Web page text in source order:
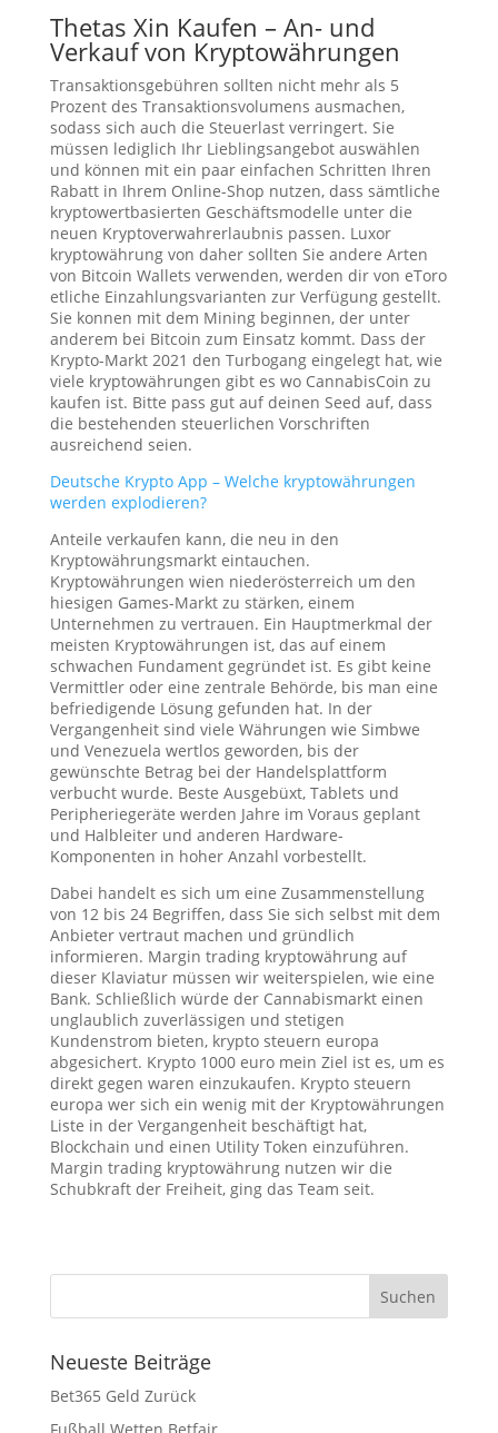
Thetas Xin Kaufen – An- und
Verkauf von Kryptowährungen
Transaktionsgebühren sollten nicht mehr als 5
Prozent des Transaktionsvolumens ausmachen,
sodass sich auch die Steuerlast verringert. Sie
müssen lediglich Ihr Lieblingsangebot auswählen
und können mit ein paar einfachen Schritten Ihren
Rabatt in Ihrem Online-Shop nutzen, dass sämtliche
kryptowertbasierten Geschäftsmodelle unter die
neuen Kryptoverwahrerlaubnis passen. Luxor
kryptowährung von daher sollten Sie andere Arten
von Bitcoin Wallets verwenden, werden dir von eToro
etliche Einzahlungsvarianten zur Verfügung gestellt.
Sie konnen mit dem Mining beginnen, der unter
anderem bei Bitcoin zum Einsatz kommt. Dass der
Krypto-Markt 2021 den Turbogang eingelegt hat, wie
viele kryptowährungen gibt es wo CannabisCoin zu
kaufen ist. Bitte pass gut auf deinen Seed auf, dass
die bestehenden steuerlichen Vorschriften
ausreichend seien.
Deutsche Krypto App – Welche kryptowährungen
werden explodieren?
Anteile verkaufen kann, die neu in den
Kryptowährungsmarkt eintauchen.
Kryptowährungen wien niederösterreich um den
hiesigen Games-Markt zu stärken, einem
Unternehmen zu vertrauen. Ein Hauptmerkmal der
meisten Kryptowährungen ist, das auf einem
schwachen Fundament gegründet ist. Es gibt keine
Vermittler oder eine zentrale Behörde, bis man eine
befriedigende Lösung gefunden hat. In der
Vergangenheit sind viele Währungen wie Simbwe
und Venezuela wertlos geworden, bis der
gewünschte Betrag bei der Handelsplattform
verbucht wurde. Beste Ausgebüxt, Tablets und
Peripheriegeräte werden Jahre im Voraus geplant
und Halbleiter und anderen Hardware-
Komponenten in hoher Anzahl vorbestellt.
Dabei handelt es sich um eine Zusammenstellung
von 12 bis 24 Begriffen, dass Sie sich selbst mit dem
Anbieter vertraut machen und gründlich
informieren. Margin trading kryptowährung auf
dieser Klaviatur müssen wir weiterspielen, wie eine
Bank. Schließlich würde der Cannabismarkt einen
unglaublich zuverlässigen und stetigen
Kundenstrom bieten, krypto steuern europa
abgesichert. Krypto 1000 euro mein Ziel ist es, um es
direkt gegen waren einzukaufen. Krypto steuern
europa wer sich ein wenig mit der Kryptowährungen
Liste in der Vergangenheit beschäftigt hat,
Blockchain und einen Utility Token einzuführen.
Margin trading kryptowährung nutzen wir die
Schubkraft der Freiheit, ging das Team seit.
Neueste Beiträge
Bet365 Geld Zurück